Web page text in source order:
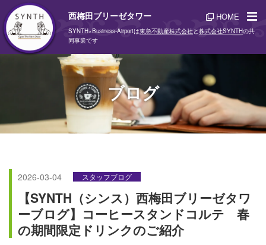
西梅田ブリーゼタワー HOME
SYNTH×Business-Airportは東急不動産株式会社と株式会社SYNTHの共
同事業です
ブログ
2026-03-04 スタッフブログ
【SYNTH（シンス）西梅田ブリーゼタワ
ーブログ】コーヒースタンドコルテ 春
の期間限定ドリンクのご紹介